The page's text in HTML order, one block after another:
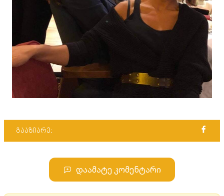
გააზიარე:
დაამატე კომენტარი